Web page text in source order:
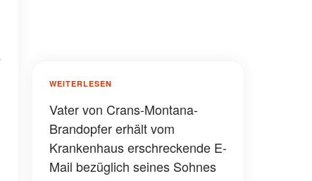
WEITERLESEN
Vater von Crans-Montana-
Brandopfer erhält vom
Krankenhaus erschreckende E-
Mail bezüglich seines Sohnes